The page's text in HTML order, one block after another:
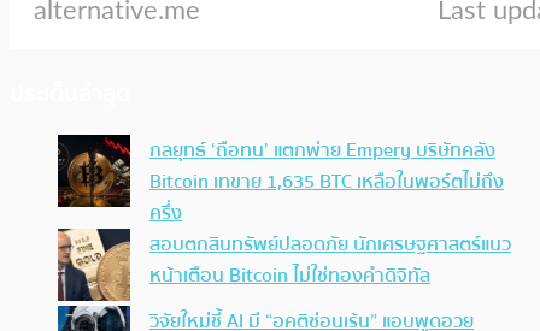
กลยุทธ์ ‘ถือทน’ แตกพ่าย Empery บริษัทคลัง
Bitcoin เทขาย 1,635 BTC เหลือในพอร์ตไม่ถึง
ครึ่ง
สอบตกสินทรัพย์ปลอดภัย นักเศรษฐศาสตร์แนว
หน้าเตือน Bitcoin ไม่ใช่ทองคำดิจิทัล
วิจัยใหม่ชี้ AI มี “อคติซ่อนเร้น” แอบพูดอวย